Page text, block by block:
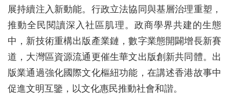
展持續注入新動能。行政立法協同與基層治理重塑，
推動全民閱讀深入社區肌理。政商學界共建的生態
中，新技術重構出版產業鏈，數字業態開闢增長新賽
道，大灣區資源流通更催生華文出版創新共同體。出
版業通過強化國際文化樞紐功能，在講述香港故事中
促進文明互鑒，以文化惠民推動社會和諧。